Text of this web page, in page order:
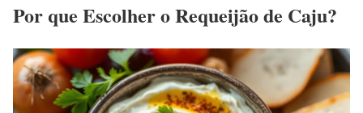
Por que Escolher o Requeijão de Caju?